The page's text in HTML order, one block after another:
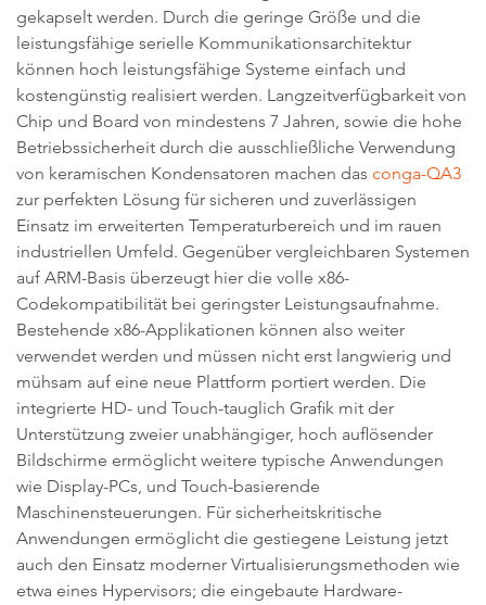
gekapselt werden. Durch die geringe Größe und die
leistungsfähige serielle Kommunikationsarchitektur
können hoch leistungsfähige Systeme einfach und
kostengünstig realisiert werden. Langzeitverfügbarkeit von
Chip und Board von mindestens 7 Jahren, sowie die hohe
Betriebssicherheit durch die ausschließliche Verwendung
von keramischen Kondensatoren machen das conga-QA3
zur perfekten Lösung für sicheren und zuverlässigen
Einsatz im erweiterten Temperaturbereich und im rauen
industriellen Umfeld. Gegenüber vergleichbaren Systemen
auf ARM-Basis überzeugt hier die volle x86-
Codekompatibilität bei geringster Leistungsaufnahme.
Bestehende x86-Applikationen können also weiter
verwendet werden und müssen nicht erst langwierig und
mühsam auf eine neue Plattform portiert werden. Die
integrierte HD- und Touch-tauglich Grafik mit der
Unterstützung zweier unabhängiger, hoch auflösender
Bildschirme ermöglicht weitere typische Anwendungen
wie Display-PCs, und Touch-basierende
Maschinensteuerungen. Für sicherheitskritische
Anwendungen ermöglicht die gestiegene Leistung jetzt
auch den Einsatz moderner Virtualisierungsmethoden wie
etwa eines Hypervisors; die eingebaute Hardware-